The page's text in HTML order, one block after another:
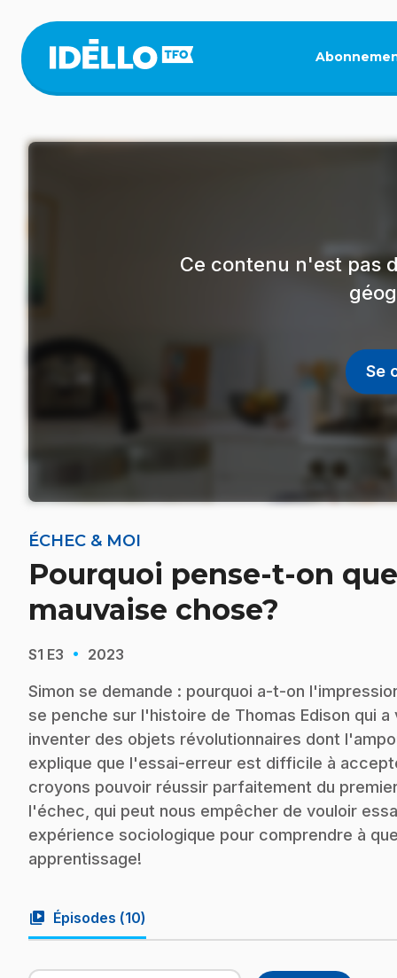
contenu
principal
Ce contenu n'est pas
Se
ÉCHEC & MOI
Pourquoi pense-t-on
mauvaise chose?
S1 E3 · 2023
Simon se demande : pourquoi a-t-on
se penche sur l'histoire de Thomas Edison qui
inventer des objets révolutionnaires dont
explique que l'essai-erreur est difficile à
croyons pouvoir réussir parfaitement du
l'échec, qui peut nous empêcher de vouloir
expérience sociologique pour comprendre à
apprentissage!
video_library Épisodes (10)